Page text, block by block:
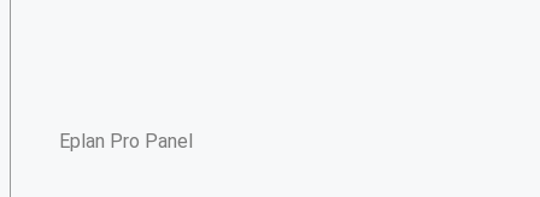
Eplan Pro Panel